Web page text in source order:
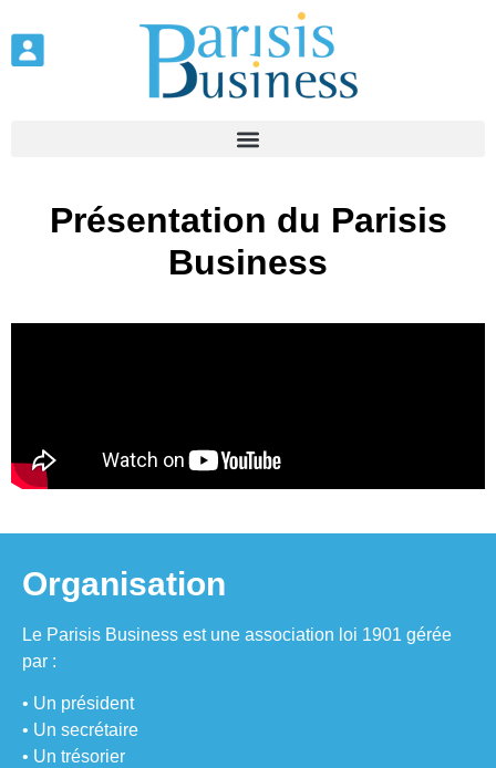
Présentation du Parisis
Business
Organisation
Le Parisis Business est une association loi 1901 gérée
par :
• Un président
• Un secrétaire
• Un trésorier